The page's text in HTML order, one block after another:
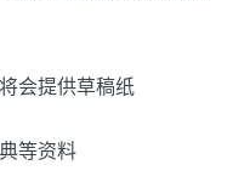
会提供草稿纸
等资料